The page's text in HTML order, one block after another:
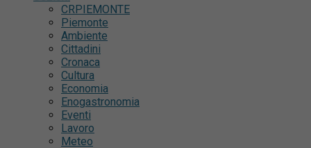
CRPIEMONTE
Piemonte
Ambiente
Cittadini
Cronaca
Cultura
Economia
Enogastronomia
Eventi
Lavoro
Meteo